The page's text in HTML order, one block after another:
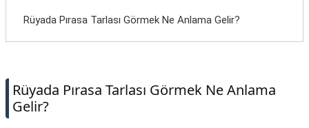
Yılan
Rüyada Pırasa Tarlası Görmek Ne Anlama Gelir?
Rüyada Pırasa Tarlası Görmek Ne Anlama
Gelir?